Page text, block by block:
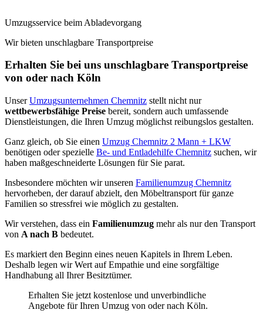
Umzugsservice beim Abladevorgang
Wir bieten unschlagbare Transportpreise
Erhalten Sie bei uns unschlagbare Transportpreise
von oder nach Köln
UnserUmzugsunternehmen Chemnitz stellt nicht nur
wettbewerbsfähige Preise bereit, sondern auch umfassende
Dienstleistungen, die Ihren Umzug möglichst reibungslos gestalten.
Ganz gleich, ob Sie einen Umzug Chemnitz 2 Mann + LKW
benötigen oder spezielle Be- und Entladehilfe Chemnitz suchen, wir
haben maßgeschneiderte Lösungen für Sie parat.
Insbesondere möchten wir unseren Familienumzug Chemnitz
hervorheben, der darauf abzielt, den Möbeltransport für ganze
Familien so stressfrei wie möglich zu gestalten.
Wir verstehen, dass ein Familienumzug mehr als nur den Transport
von A nach B bedeutet.
Es markiert den Beginn eines neuen Kapitels in Ihrem Leben.
Deshalb legen wir Wert auf Empathie und eine sorgfältige
Handhabung all Ihrer Besitztümer.
Erhalten Sie jetzt kostenlose und unverbindliche
Angebote für Ihren Umzug von oder nach Köln.